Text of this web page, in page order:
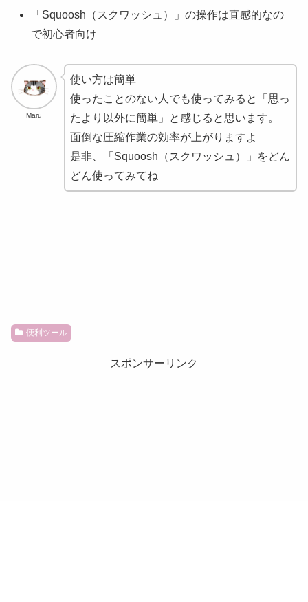
「Squoosh（スクワッシュ）」の操作は直感的なの
で初心者向け
Maru
使い方は簡単
使ったことのない人でも使ってみると「思っ
たより以外に簡単」と感じると思います。
面倒な圧縮作業の効率が上がりますよ
是非、「Squoosh（スクワッシュ）」をどん
どん使ってみてね
便利ツール
スポンサーリンク